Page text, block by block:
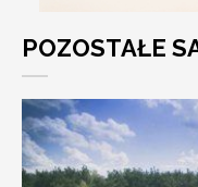
POZOSTAŁE